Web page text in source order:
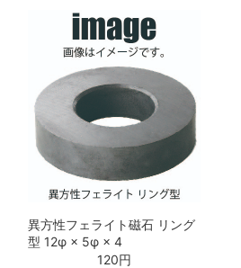
異方性フェライト磁石 リング
型 12φ × 5φ × 4
120円